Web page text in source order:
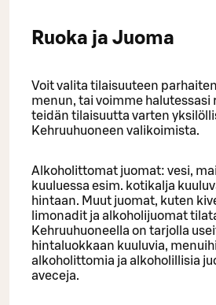
Ruoka ja Juoma
Voit valita tilaisuuteen
menun, tai voimme halutessasi
teidän tilaisuutta varten
Kehruuhuoneen valikoimista.
Alkoholittomat juomat: vesi,
kuuluessa esim. kotikalja
hintaan. Muut juomat, kuten
limonadit ja alkoholijuomat
Kehruuhuoneella on tarjolla
hintaluokkaan kuuluvia,
alkoholittomia ja alkoholillisia
aveceja.